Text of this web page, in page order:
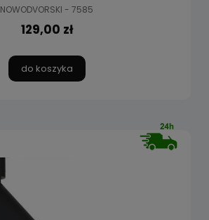
NOWODVORSKI - 7585
129,00 zł
do koszyka